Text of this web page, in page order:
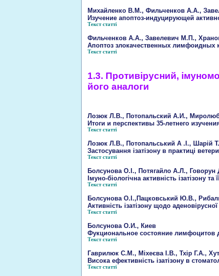
Михайленко В.М., Фильченков А.А.,
Изучение апоптоз-индуцирующей
Текст статті
Фильченков А.А., Завелевич М.П.,
Апоптоз злокачественных лимфоидных
Текст статті
1.3. Противірусний,
його аналоги
Лозюк Л.В., Потопальский А.И.,
Итоги и перспективы 35-летнего
Текст статті
Лозюк Л.В., Потопальський А .І., Шарій
Застосування ізатізону в практиці
Текст статті
Болсунова О.І., Потягайло А.Л.,
Імуно-біологічна активність
Текст статті
Болсунова О.І.,Пацковський Ю.В.,
Активність ізатізону щодо аденовірусної
Текст статті
Болсунова О.И., Киев
Фукциональное состояние лимфоцитов
Текст статті
Гаврилюк С.М., Міхеєва І.В., Тхір Г.А.,
Висока ефективність ізатізону в
Текст статті